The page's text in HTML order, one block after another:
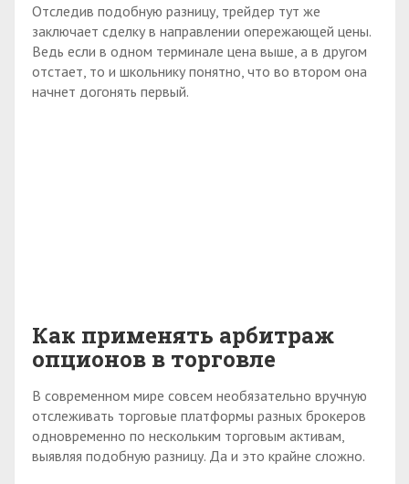
Отследив подобную разницу, трейдер тут же
заключает сделку в направлении опережающей цены.
Ведь если в одном терминале цена выше, а в другом
отстает, то и школьнику понятно, что во втором она
начнет догонять первый.
Как применять арбитраж
опционов в торговле
В современном мире совсем необязательно вручную
отслеживать торговые платформы разных брокеров
одновременно по нескольким торговым активам,
выявляя подобную разницу. Да и это крайне сложно.